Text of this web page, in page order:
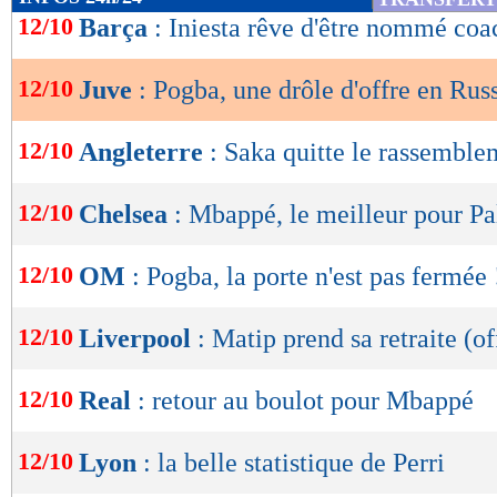
de
OK
12/10 Barça : Iniesta rêve d'être nommé
12/10 Juve : Pogba, une drôle d'offre en
12/10 Angleterre : Saka quitte le
12/10 Chelsea : Mbappé, le meilleur pour
12/10 OM : Pogba, la porte n'est pas fermée
12/10 Liverpool : Matip prend sa retraite
12/10 Real : retour au boulot pour Mbappé
12/10 Lyon : la belle statistique de Perri